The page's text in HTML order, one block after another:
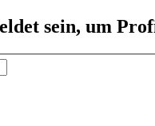
sein, um